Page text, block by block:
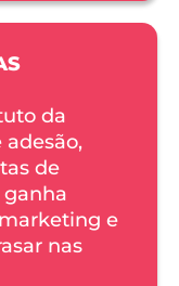
da
de
ganha
e
nas